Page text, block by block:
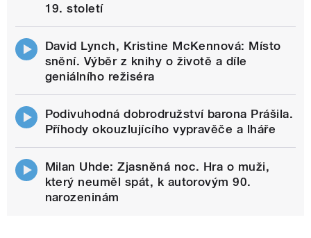
19. století
David Lynch, Kristine McKennová: Místo
snění. Výběr z knihy o životě a díle
geniálního režiséra
Podivuhodná dobrodružství barona Prášila.
Příhody okouzlujícího vypravěče a lháře
Milan Uhde: Zjasněná noc. Hra o muži,
který neuměl spát, k autorovým 90.
narozeninám